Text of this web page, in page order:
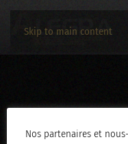
Skip to main content
Nos partenaires et